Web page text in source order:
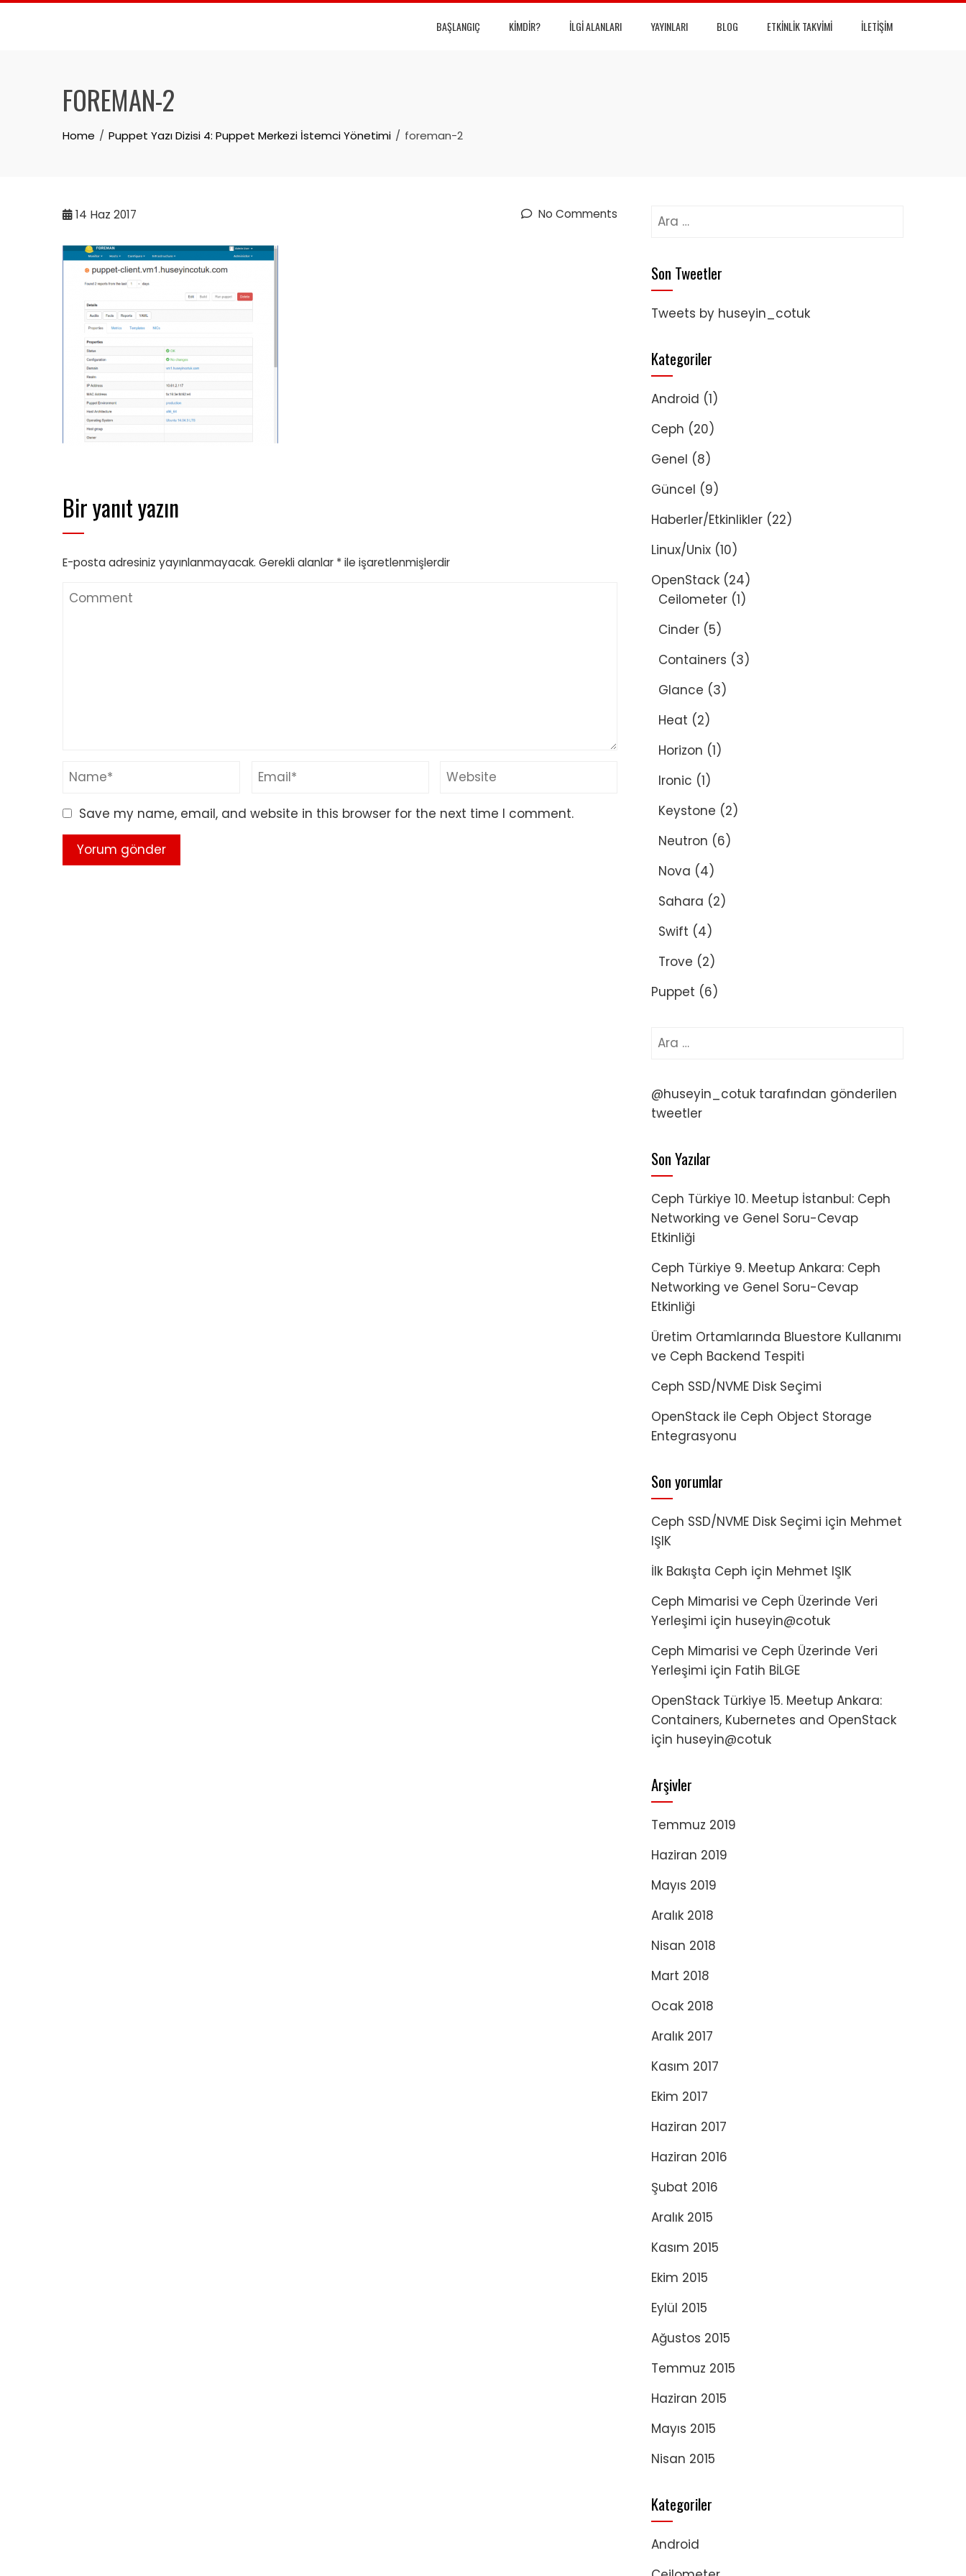
Skip
BAŞLANGIÇ KIMDIR? İLGI ALANLARI YAYINLARI BLOG ETKINLIK TAKVIMI İLETIŞIM
FOREMAN-2
Home Puppet Yazı Dizisi 4: Puppet Merkezi İstemci Yönetimi foreman-2
14 Haz 2017 No Comments
Bir yanıt yazın
E-posta adresiniz yayınlanmayacak. Gerekli alanlar *ile işaretlenmişlerdir
Save my name, email, and website in this browser for the next time I comment.
Arama:
Son Tweetler
Tweets by huseyin_cotuk
Kategoriler
Android (1)
Ceph (20)
Genel (8)
Güncel (9)
Haberler/Etkinlikler (22)
Linux/Unix (10)
OpenStack (24)
Ceilometer (1)
Cinder (5)
Containers (3)
Glance (3)
Heat (2)
Horizon (1)
Ironic (1)
Keystone (2)
Neutron (6)
Nova (4)
Sahara (2)
Swift (4)
Trove (2)
Puppet (6)
Arama:
@huseyin_cotuk tarafından gönderilen
tweetler
Son Yazılar
Ceph Türkiye 10. Meetup İstanbul: Ceph
Networking ve Genel Soru-Cevap
Etkinliği
Ceph Türkiye 9. Meetup Ankara: Ceph
Networking ve Genel Soru-Cevap
Etkinliği
Üretim Ortamlarında Bluestore Kullanımı
ve Ceph Backend Tespiti
Ceph SSD/NVME Disk Seçimi
OpenStack ile Ceph Object Storage
Entegrasyonu
Son yorumlar
Ceph SSD/NVME Disk Seçimi için Mehmet
IŞIK
İlk Bakışta Ceph için Mehmet IŞIK
Ceph Mimarisi ve Ceph Üzerinde Veri
Yerleşimi için huseyin@cotuk
Ceph Mimarisi ve Ceph Üzerinde Veri
Yerleşimi için Fatih BİLGE
OpenStack Türkiye 15. Meetup Ankara:
Containers, Kubernetes and OpenStack
için huseyin@cotuk
Arşivler
Temmuz 2019
Haziran 2019
Mayıs 2019
Aralık 2018
Nisan 2018
Mart 2018
Ocak 2018
Aralık 2017
Kasım 2017
Ekim 2017
Haziran 2017
Haziran 2016
Şubat 2016
Aralık 2015
Kasım 2015
Ekim 2015
Eylül 2015
Ağustos 2015
Temmuz 2015
Haziran 2015
Mayıs 2015
Nisan 2015
Kategoriler
Android